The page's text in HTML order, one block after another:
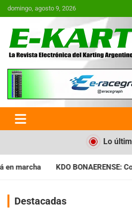
Saltar
al
domingo, agosto 9, 2026
E-Kart.com.ar | La
Electrónica del
Argentina
Lo
Con la vara bien alta, inicia el
Destacadas